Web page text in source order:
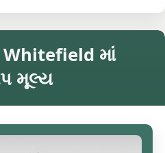
Whitefield માં
મૂલ્ય